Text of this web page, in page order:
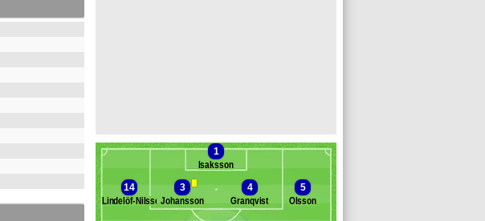
1
Isaksson
14
Lindelöf-Nilsson
3
Johansson
4
Granqvist
5
Olsson